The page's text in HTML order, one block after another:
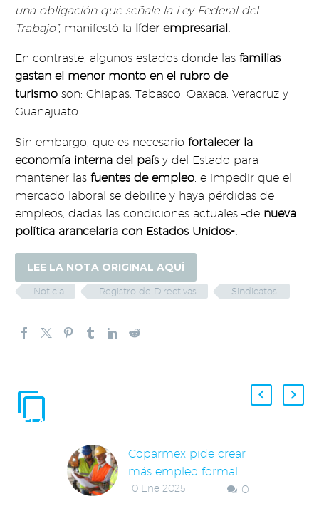
una obligación que señale la Ley Federal del
Trabajo”, manifestó la líder empresarial.
En contraste, algunos estados donde las familias
gastan el menor monto en el rubro de
turismo son: Chiapas, Tabasco, Oaxaca, Veracruz y
Guanajuato.
Sin embargo, que es necesario fortalecer la
economía interna del país y del Estado para
mantener las fuentes de empleo, e impedir que el
mercado laboral se debilite y haya pérdidas de
empleos, dadas las condiciones actuales –de nueva
política arancelaria con Estados Unidos-.
LEE LA NOTA ORIGINAL AQUÍ
Noticia Registro de Directivas Sindicatos.
RELACIONADAS
Coparmex pide crear
más empleo formal
El organismo del
0
10 Ene 2025